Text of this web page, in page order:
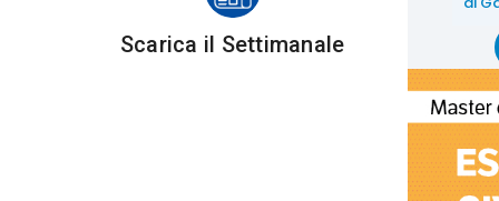
terre e rocce da scavo qualificate come rifiuti;
Scarica il Settimanale